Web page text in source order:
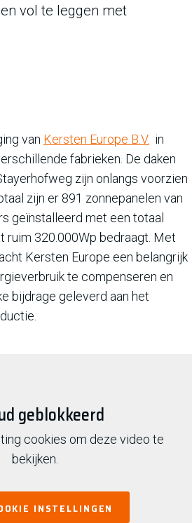
vol te leggen met
van Kersten Europe B.V. in
fabrieken. De daken
zijn onlangs voorzien
zijn er 891 zonnepanelen van
geïnstalleerd met een totaal
ruim 320.000Wp bedraagt. Met
Kersten Europe een belangrijk
te compenseren en
bijdrage geleverd aan het
geblokkeerd
cookies om deze video te
bekijken.
INSTELLINGEN